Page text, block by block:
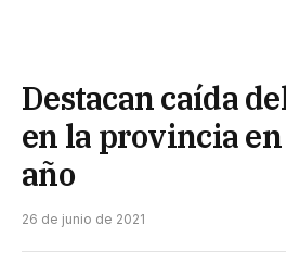
Destacan caída
en la provincia
año
26 de junio de 2021